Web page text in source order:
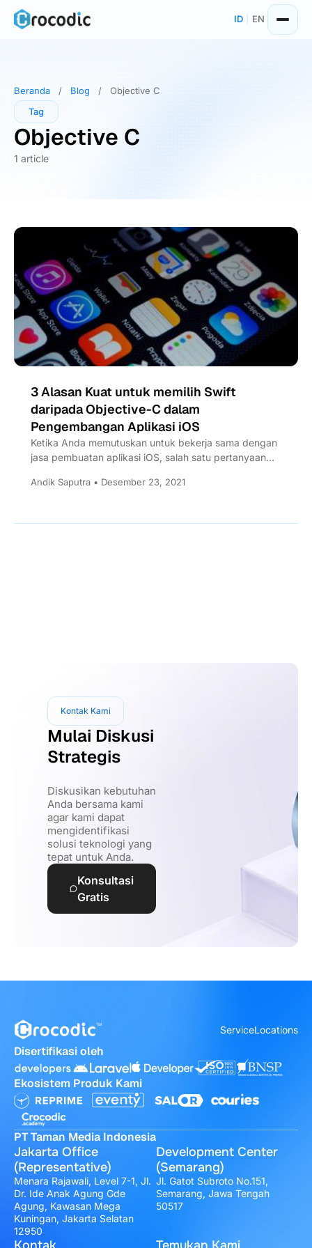
Skip
ID EN
Beranda / Blog /
Objective C
Tag
Objective C
1 article
3 Alasan Kuat untuk memilih Swift
daripada Objective-C dalam
Pengembangan Aplikasi iOS
Ketika Anda memutuskan untuk bekerja sama dengan
jasa pembuatan aplikasi iOS, salah satu pertanyaan
Andik Saputra • Desember 23, 2021
Kontak Kami
Mulai Diskusi
Strategis
Diskusikan kebutuhan
Anda bersama kami
agar kami dapat
mengidentifikasi
solusi teknologi yang
tepat untuk Anda.
Konsultasi
Gratis
ServiceLocations
Disertifikasi oleh
Ekosistem Produk Kami
PT Taman Media Indonesia
Jakarta Office
(Representative)
Menara Rajawali, Level 7-1, Jl.
Dr. Ide Anak Agung Gde
Agung, Kawasan Mega
Kuningan, Jakarta Selatan
12950
Development Center
(Semarang)
Jl. Gatot Subroto No.151,
Semarang, Jawa Tengah
50517